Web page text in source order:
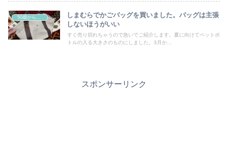
50歳からの曲線系おしゃれ
しまむらでかごバッグを買いました。バッグは主張
しないほうがいい
すぐ売り切れちゃうので急いでご紹介します。夏に向けてペットボ
トルの入る大きさのものにしました。3月か...
スポンサーリンク